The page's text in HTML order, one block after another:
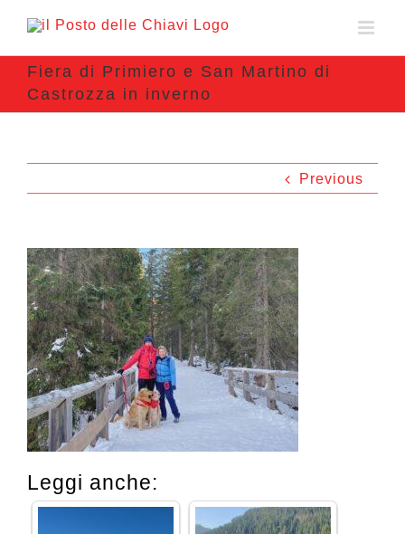
Fiera di Primiero e San Martino di
Castrozza in inverno
Previous
Leggi anche: